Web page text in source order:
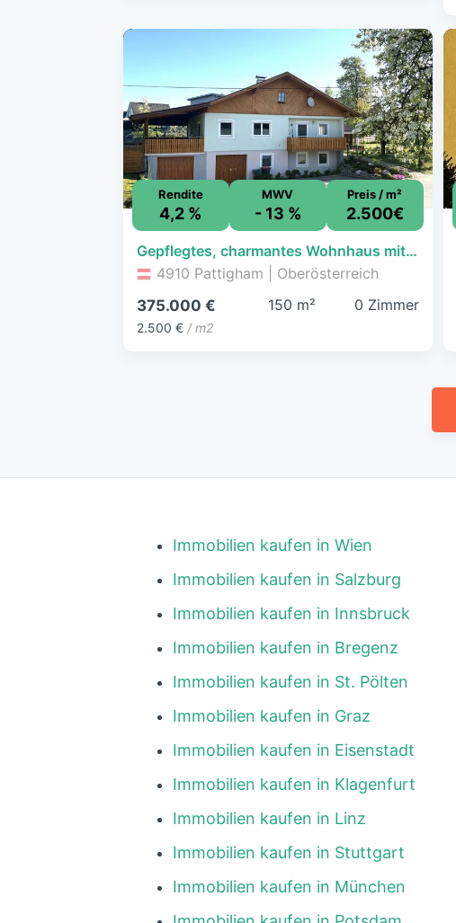
Rendite
4,2 %
MWV
- 13 %
Preis / m²
2.500€
Gepflegtes, charmantes Wohnhaus mit großzügigem Garten
4910 Pattigham | Oberösterreich
375.000 €
2.500 € / m2
150 m² 0 Zimmer
Immobilien kaufen in Wien
Immobilien kaufen in Salzburg
Immobilien kaufen in Innsbruck
Immobilien kaufen in Bregenz
Immobilien kaufen in St. Pölten
Immobilien kaufen in Graz
Immobilien kaufen in Eisenstadt
Immobilien kaufen in Klagenfurt
Immobilien kaufen in Linz
Immobilien kaufen in Stuttgart
Immobilien kaufen in München